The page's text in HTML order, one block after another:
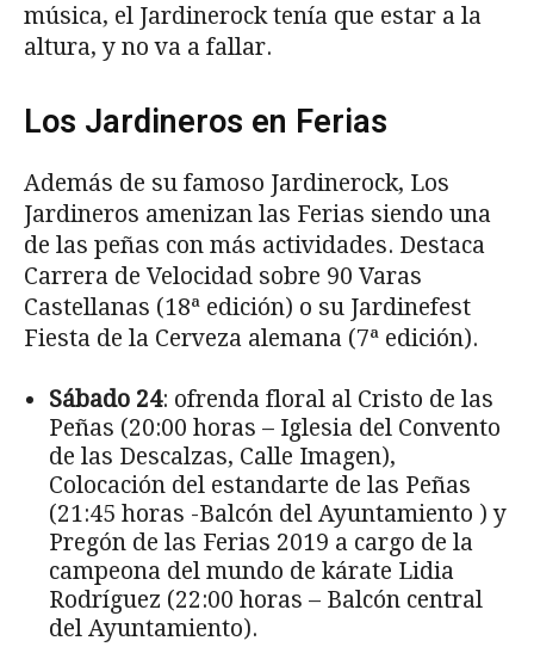
música, el Jardinerock tenía que estar a la
altura, y no va a fallar.
Los Jardineros en Ferias
Además de su famoso Jardinerock, Los
Jardineros amenizan las Ferias siendo una
de las peñas con más actividades. Destaca
Carrera de Velocidad sobre 90 Varas
Castellanas (18ª edición) o su Jardinefest
Fiesta de la Cerveza alemana (7ª edición).
Sábado 24: ofrenda floral al Cristo de las
Peñas (20:00 horas – Iglesia del Convento
de las Descalzas, Calle Imagen),
Colocación del estandarte de las Peñas
(21:45 horas -Balcón del Ayuntamiento ) y
Pregón de las Ferias 2019 a cargo de la
campeona del mundo de kárate Lidia
Rodríguez (22:00 horas – Balcón central
del Ayuntamiento).